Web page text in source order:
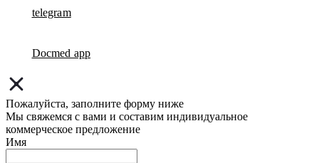
telegram
Docmed app
Пожалуйста, заполните форму ниже
Мы свяжемся с вами и составим индивидуальное
коммерческое предложение
Имя